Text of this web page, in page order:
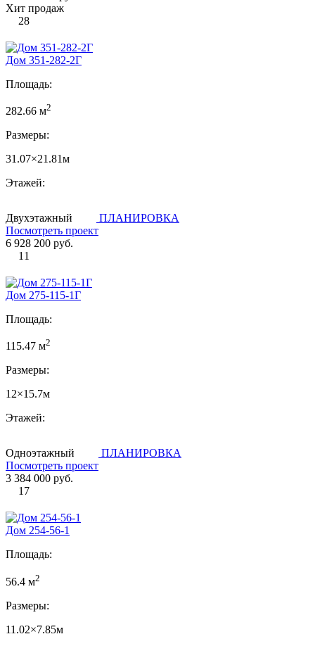
Хит продаж
28
Дом 351-282-2Г
Площадь:
282.66 м2
Размеры:
31.07×21.81м
Этажей:
Двухэтажный
ПЛАНИРОВКА
Посмотреть проект
6 928 200 руб.
11
Дом 275-115-1Г
Площадь:
115.47 м2
Размеры:
12×15.7м
Этажей:
Одноэтажный
ПЛАНИРОВКА
Посмотреть проект
3 384 000 руб.
17
Дом 254-56-1
Площадь:
56.4 м2
Размеры:
11.02×7.85м